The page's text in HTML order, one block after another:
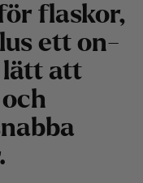
flaskor,
ett on-
lätt att